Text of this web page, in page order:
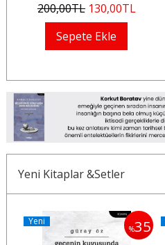
200,00TL 130,00TL
Sepete Ekle
Yeni Kitaplar &Setler
%35
Yeni